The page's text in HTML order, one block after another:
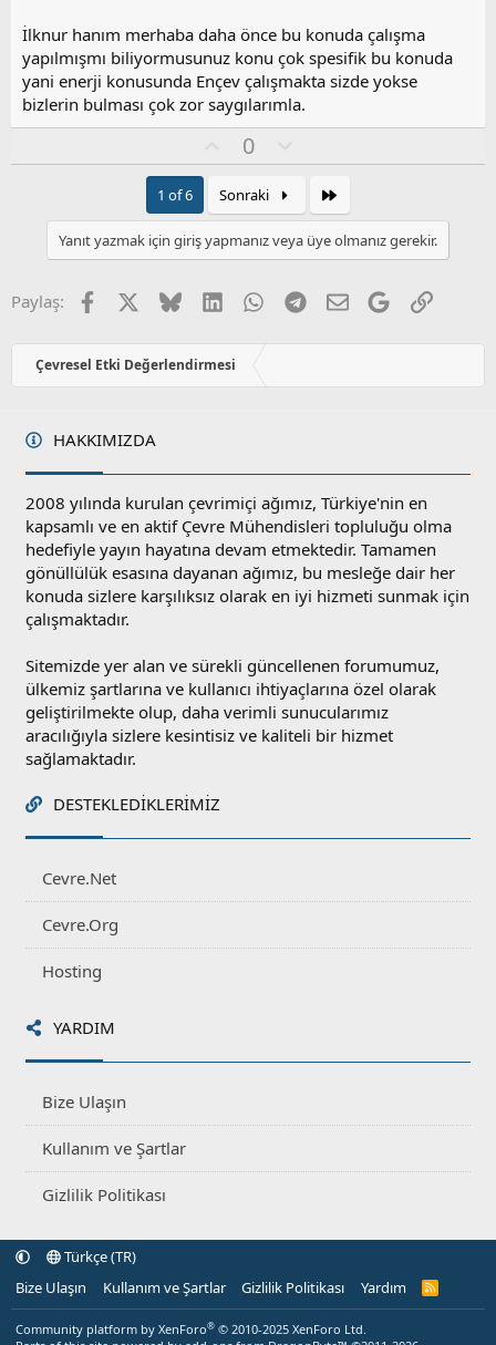
y
l
a
İlknur hanım merhaba daha önce bu konuda çalışma
yapılmışmı biliyormusunuz konu çok spesifik bu konuda
yani enerji konusunda Ençev çalışmakta sizde yokse
bizlerin bulması çok zor saygılarımla.
y
l
a
0
l
m
s
u
o
y
l
1 of 6 Sonraki
Yanıt yazmak için giriş yapmanız veya üye olmanız gerekir.
Paylaş: Facebook BlueskyLinkedInWhatsApp
Telegram
E-postaGoogleLink
Çevresel Etki Değerlendirmesi
HAKKIMIZDA
2008 yılında kurulan çevrimiçi ağımız, Türkiye'nin en
kapsamlı ve en aktif Çevre Mühendisleri topluluğu olma
hedefiyle yayın hayatına devam etmektedir. Tamamen
gönüllülük esasına dayanan ağımız, bu mesleğe dair her
konuda sizlere karşılıksız olarak en iyi hizmeti sunmak için
çalışmaktadır.
Sitemizde yer alan ve sürekli güncellenen forumumuz,
ülkemiz şartlarına ve kullanıcı ihtiyaçlarına özel olarak
geliştirilmekte olup, daha verimli sunucularımız
aracılığıyla sizlere kesintisiz ve kaliteli bir hizmet
sağlamaktadır.
DESTEKLEDIKLERIMIZ
Cevre.Net
Cevre.Org
Hosting
YARDIM
Bize Ulaşın
Kullanım ve Şartlar
Gizlilik Politikası
Türkçe (TR)
Bize Ulaşın
Kullanım ve Şartlar Gizlilik Politikası Yardım
R
Community platform by XenForo® © 2010-2025 XenForo Ltd.